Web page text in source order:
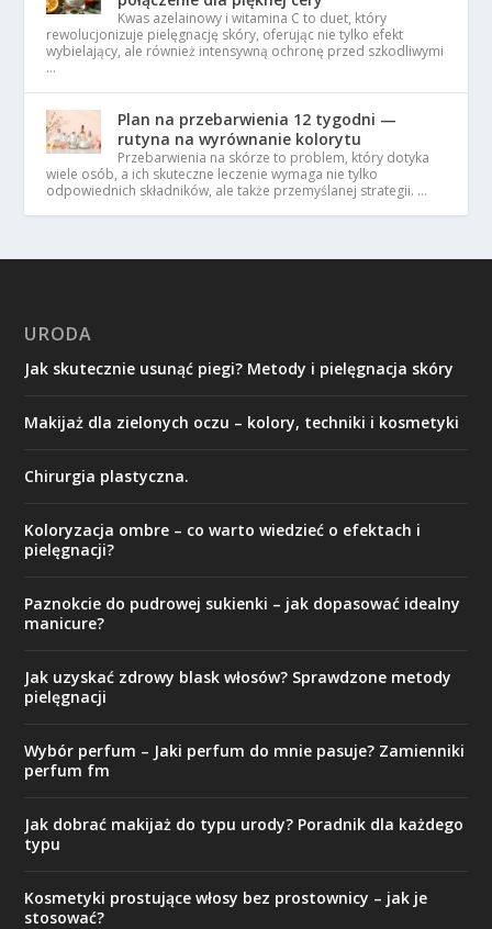
Kwas azelainowy i witamina C to duet, który
rewolucjonizuje pielęgnację skóry, oferując nie tylko efekt
wybielający, ale również intensywną ochronę przed szkodliwymi
…
Plan na przebarwienia 12 tygodni —
rutyna na wyrównanie kolorytu
Przebarwienia na skórze to problem, który dotyka
wiele osób, a ich skuteczne leczenie wymaga nie tylko
odpowiednich składników, ale także przemyślanej strategii. …
URODA
Jak skutecznie usunąć piegi? Metody i pielęgnacja skóry
Makijaż dla zielonych oczu – kolory, techniki i kosmetyki
Chirurgia plastyczna.
Koloryzacja ombre – co warto wiedzieć o efektach i
pielęgnacji?
Paznokcie do pudrowej sukienki – jak dopasować idealny
manicure?
Jak uzyskać zdrowy blask włosów? Sprawdzone metody
pielęgnacji
Wybór perfum – Jaki perfum do mnie pasuje? Zamienniki
perfum fm
Jak dobrać makijaż do typu urody? Poradnik dla każdego
typu
Kosmetyki prostujące włosy bez prostownicy – jak je
stosować?